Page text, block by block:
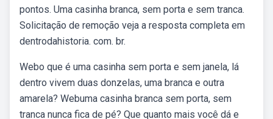
pontos. Uma casinha branca, sem porta e sem tranca.
Solicitação de remoção veja a resposta completa em
dentrodahistoria. com. br.
Webo que é uma casinha sem porta e sem janela, lá
dentro vivem duas donzelas, uma branca e outra
amarela? Webuma casinha branca sem porta, sem
tranca nunca fica de pé? Que quanto mais você dá e